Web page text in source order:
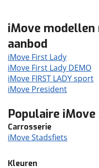
iMove
aanbod
iMove First Lady
iMove First Lady DEMO
iMove FIRST LADY sport
iMove President
Populaire
Carrosserie
iMove Stadsfiets
Kleuren